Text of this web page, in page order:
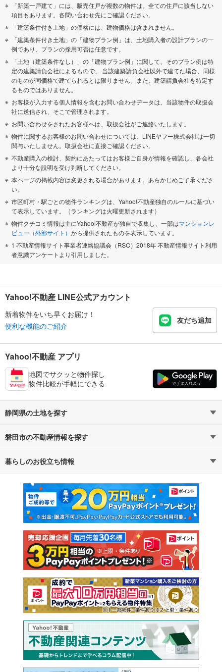
「新築一戸建て」には、販売住戸が複数の物件は、全ての住戸に該当しない
項目もあります。各問い合わせ先にご確認ください。
「建築条件付き土地」の価格には、建物価格は含まれません。
「建築条件付き土地」の「建物プラン例」は、土地購入者の設計プランの一
例であり、プランの採用可否は任意です。
「土地（建築条件なし）」の「建物プラン例」に関して、そのプラン例は特
定の建築請負会社によるもので、 当該建築請負会社以外で建てた場合、同様
のものが同価格で建てられるとは限りません。また、建築請負会社を特定す
るものではありません。
お客様が入力する個人情報を含むお問い合わせデータは、当該物件の取扱会
社に送信され、そこで管理されます。
お問い合わせをされたお客様へは、取扱会社がご連絡いたします。
物件に関するお客様のお問い合わせについては、LINEヤフー株式会社は一切
関与いたしません。取扱会社に直接ご確認ください。
不動産購入の検討、契約にあたってはお客様ご自身が情報を確認し、各会社
より十分な説明を受け判断してください。
本ページの掲載内容は変更される場合があります。あらかじめご了承くださ
い。
市区町村・駅ごとの物件ランキングは、Yahoo!不動産独自のルールに基づい
て表示しています。（ランキングは火曜更新されます）
物件クチコミ情報は主にYahoo!不動産が独自で収集し、一部はマンションレ
ビュー（外部サイト） から提供されたものを表示しています。
1 不動産情報サイト事業者連絡協議会（RSC）2018年 不動産情報サイト利用
者意識アンケートより引用しました。
Yahoo!不動産 LINE公式アカウント
新着物件をいち早くお届け！
便利な機能のご紹介
友だち追加
Yahoo!不動産 アプリ
地図でサクッと物件探し
物件比較が手軽にできる
静岡県の土地を探す
路線・駅から探す
通勤・通学時間から探す
磐田市の不動産情報を探す
不動産・住宅
新築マンション 中古マンション
新築一戸建て 中古一戸建て
注文住宅 土地
売却査定
暮らしのお役立ち情報
マンションカタログ 教えて！住まいの先生